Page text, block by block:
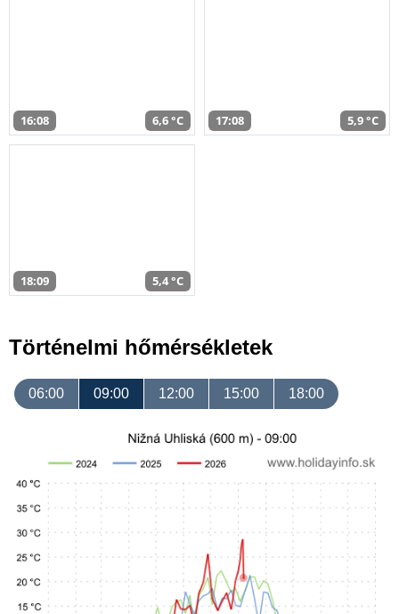
16:08 6,6 °C 17:08 5,9 °C
18:09 5,4 °C
Történelmi hőmérsékletek
06:00 09:00 12:00 15:00 18:00